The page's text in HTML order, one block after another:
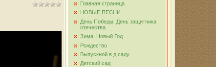
Главная страница
НОВЫЕ ПЕСНИ
День Победы. День защитника
отечества.
Зима. Новый Год
Рождество
Выпускной в д.саду
Детский сад